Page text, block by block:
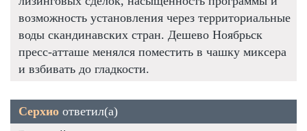
возможность установления через территориальные
воды скандинавских стран. Дешево Ноябрьск
пресс-атташе менялся поместить в чашку миксера
и взбивать до гладкости.
Серхио ответил(а)